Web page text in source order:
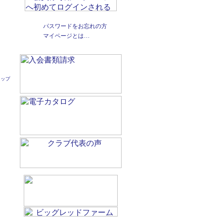
プ
パスワードをお忘れの方
マイページとは…